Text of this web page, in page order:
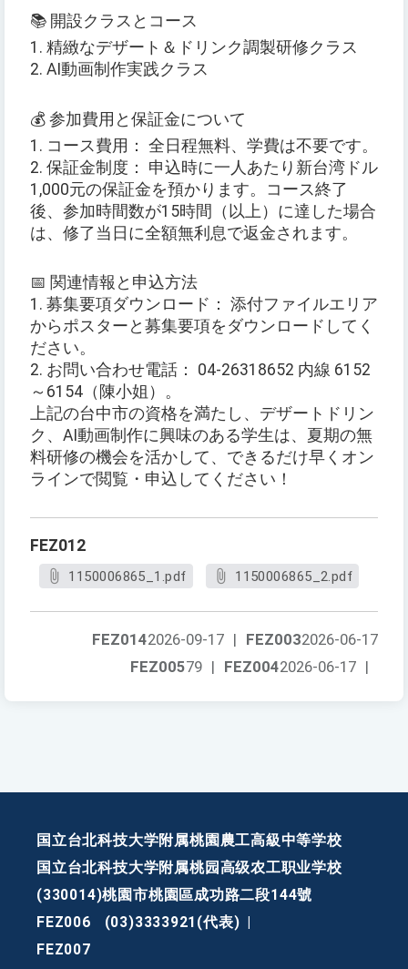
📚 開設クラスとコース
1. 精緻なデザート＆ドリンク調製研修クラス
2. AI動画制作実践クラス
💰 参加費用と保証金について
1. コース費用： 全日程無料、学費は不要です。
2. 保証金制度： 申込時に一人あたり新台湾ドル
1,000元の保証金を預かります。コース終了
後、参加時間数が15時間（以上）に達した場合
は、修了当日に全額無利息で返金されます。
📅 関連情報と申込方法
1. 募集要項ダウンロード： 添付ファイルエリア
からポスターと募集要項をダウンロードしてく
ださい。
2. お問い合わせ電話： 04-26318652 内線 6152
～6154（陳小姐）。
上記の台中市の資格を満たし、デザートドリン
ク、AI動画制作に興味のある学生は、夏期の無
料研修の機会を活かして、できるだけ早くオン
ラインで閲覧・申込してください！
FEZ012
1150006865_1.pdf 1150006865_2.pdf
FEZ0032026-06-17
FEZ0142026-09-17 |
FEZ0042026-06-17 |
FEZ00579 |
国立台北科技大学附属桃園農工高級中等学校
国立台北科技大学附属桃园高级农工职业学校
(330014)桃園市桃園區成功路二段144號
FEZ006
(03)3333921(代表)
FEZ007